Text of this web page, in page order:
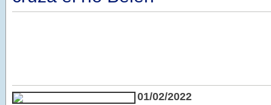
01/02/2022